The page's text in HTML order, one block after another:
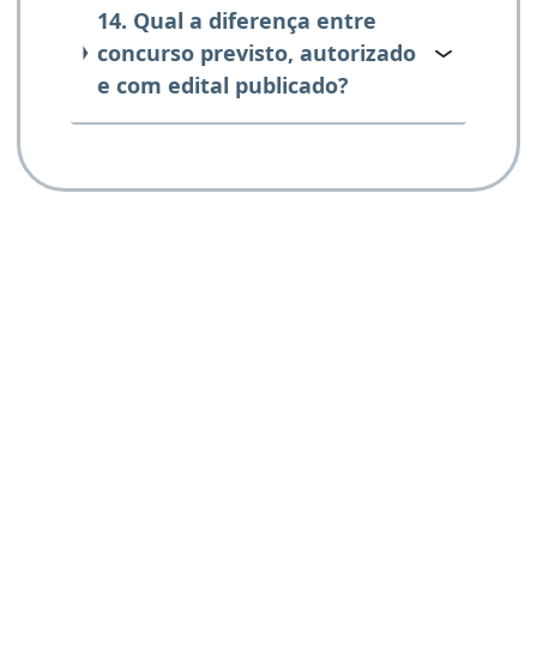
14. Qual a diferença entre
concurso previsto, autorizado
e com edital publicado?